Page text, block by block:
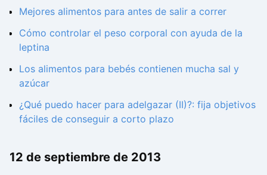
Mejores alimentos para antes de salir a correr
Cómo controlar el peso corporal con ayuda de la
leptina
Los alimentos para bebés contienen mucha sal y
azúcar
¿Qué puedo hacer para adelgazar (II)?: fija objetivos
fáciles de conseguir a corto plazo
12 de septiembre de 2013